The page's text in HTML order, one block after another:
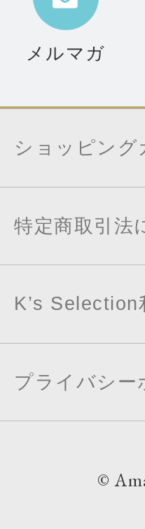
キーフー
ります。
メルマガ
ショッピング
特定商取引法
K’s Selection
プライバシー
©